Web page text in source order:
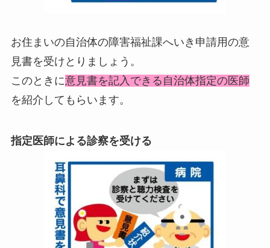
お住まいの自治体の障害福祉課へいき申請用の意
見書を受けとりましょう。
このときに意見書を記入できる自治体指定の医師
を紹介してもらいます。
指定医師による診察を受ける